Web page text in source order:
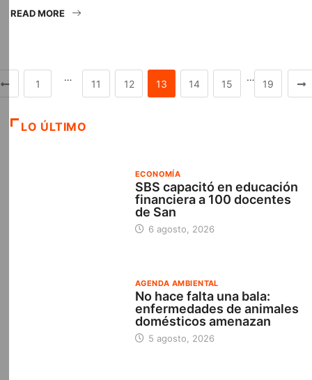
READ MORE
1
…
11 12 13 14 15
…
19
LO ÚLTIMO
ECONOMÍA
SBS capacitó en educación
financiera a 100 docentes
de San
6 agosto, 2026
AGENDA AMBIENTAL
No hace falta una bala:
enfermedades de animales
domésticos amenazan
5 agosto, 2026